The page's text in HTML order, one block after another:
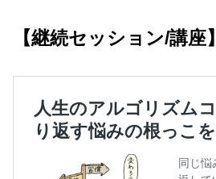
【継続セッション/講座】